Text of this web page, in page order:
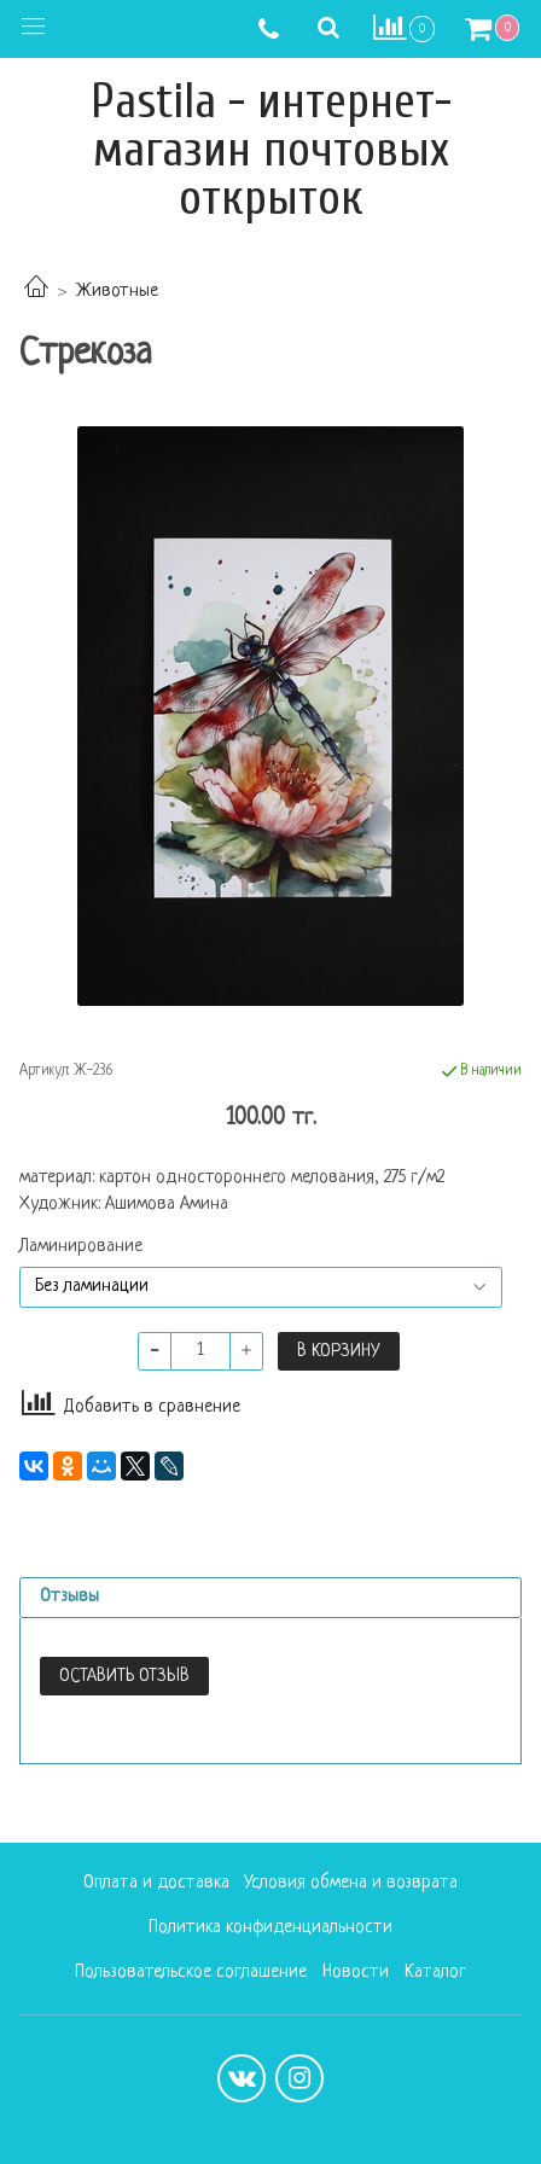
0 0
Pastila - интернет-
магазин почтовых
открыток
Животные
Стрекоза
Артикул: Ж-236 В наличии
100.00 тг.
материал: картон одностороннего мелования, 275 г/м2
Художник: Ашимова Амина
Ламинирование
В КОРЗИНУ
Добавить в сравнение
Отзывы
ОСТАВИТЬ ОТЗЫВ
Оплата и доставка Условия обмена и возврата
Политика конфиденциальности
Пользовательское соглашение Новости Каталог